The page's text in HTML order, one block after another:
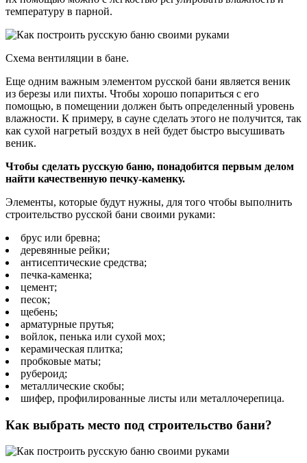
температуру в парной.
Схема вентиляции в бане.
Еще одним важным элементом русской бани является веник
из березы или пихты. Чтобы хорошо попариться с его
помощью, в помещении должен быть определенный уровень
влажности. К примеру, в сауне сделать этого не получится, так
как сухой нагретый воздух в ней будет быстро высушивать
веник.
Чтобы сделать русскую баню, понадобится первым делом
найти качественную печку-каменку.
Элементы, которые будут нужны, для того чтобы выполнить
строительство русской бани своими руками:
брус или бревна;
деревянные рейки;
антисептические средства;
печка-каменка;
цемент;
песок;
щебень;
арматурные прутья;
войлок, пенька или сухой мох;
керамическая плитка;
пробковые маты;
рубероид;
металлические скобы;
шифер, профилированные листы или металлочерепица.
Как выбрать место под строительство бани?